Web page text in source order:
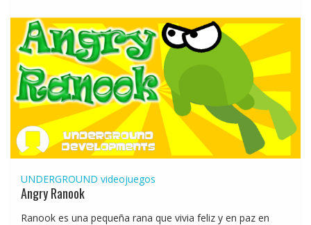
UNDERGROUND videojuegos
Angry Ranook
Ranook es una pequeña rana que vivia feliz y en paz en